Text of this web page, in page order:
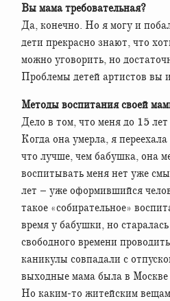
Вы мама требовательная?
Да, конечно. Но я могу и
дети прекрасно знают, что
можно уговорить, но
Проблемы детей артистов вы
Методы воспитания своей
Дело в том, что меня до 15
Когда она умерла, я
что лучше, чем бабушка, она
воспитывать меня нет уже
лет – уже оформившийся
такое «собирательное»
время у бабушки, но
свободного времени
каникулы совпадали с
выходные мама была в
Но каким-то житейским